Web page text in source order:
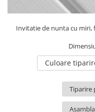
Aranjamente tematice
2025 Craciun
2020 Craciun si Anul Nou
2021 Crăciun
Invitatie de nunta cu
Culoare